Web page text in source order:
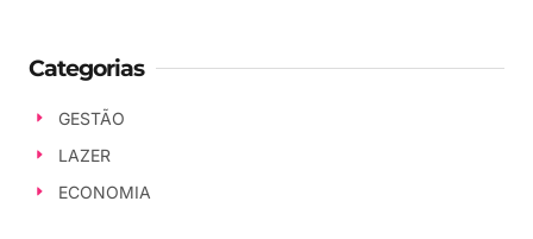
Categorias
GESTÃO
LAZER
ECONOMIA